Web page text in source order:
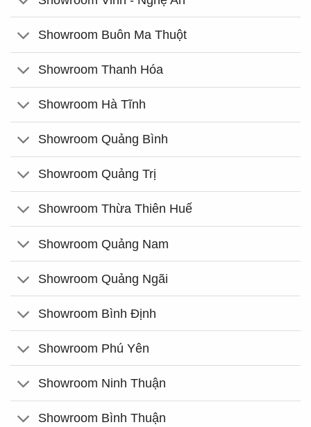
Showroom Buôn Ma Thuột
Showroom Thanh Hóa
Showroom Hà Tĩnh
Showroom Quảng Bình
Showroom Quảng Trị
Showroom Thừa Thiên Huế
Showroom Quảng Nam
Showroom Quảng Ngãi
Showroom Bình Định
Showroom Phú Yên
Showroom Ninh Thuận
Showroom Bình Thuận